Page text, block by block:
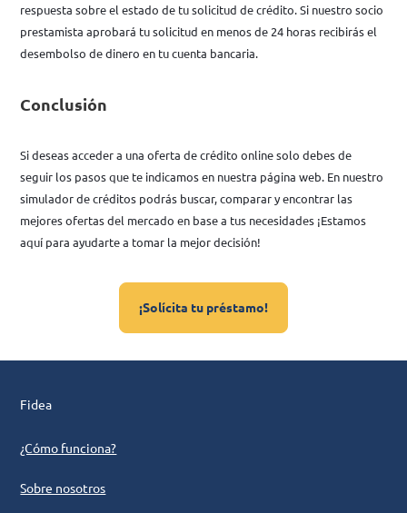
respuesta sobre el estado de tu solicitud de crédito. Si nuestro socio
prestamista aprobará tu solicitud en menos de 24 horas recibirás el
desembolso de dinero en tu cuenta bancaria.
Conclusión
Si deseas acceder a una oferta de crédito online solo debes de
seguir los pasos que te indicamos en nuestra página web. En nuestro
simulador de créditos podrás buscar, comparar y encontrar las
mejores ofertas del mercado en base a tus necesidades ¡Estamos
aquí para ayudarte a tomar la mejor decisión!
¡Solícita tu préstamo!
Fidea
¿Cómo funciona?
Sobre nosotros